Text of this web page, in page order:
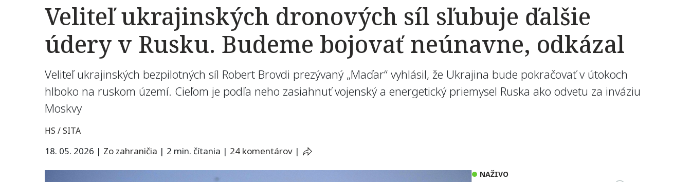
Veliteľ ukrajinských dronových síl sľubuje ďalšie
údery v Rusku. Budeme bojovať neúnavne, odkázal
Veliteľ ukrajinských bezpilotných síl Robert Brovdi prezývaný „Maďar“ vyhlásil, že Ukrajina bude pokračovať v útokoch
hlboko na ruskom území. Cieľom je podľa neho zasiahnuť vojenský a energetický priemysel Ruska ako odvetu za inváziu
Moskvy
HS / SITA
18. 05. 2026 | Zo zahraničia | 2 min. čítania | 24 komentárov |
NAŽIVO